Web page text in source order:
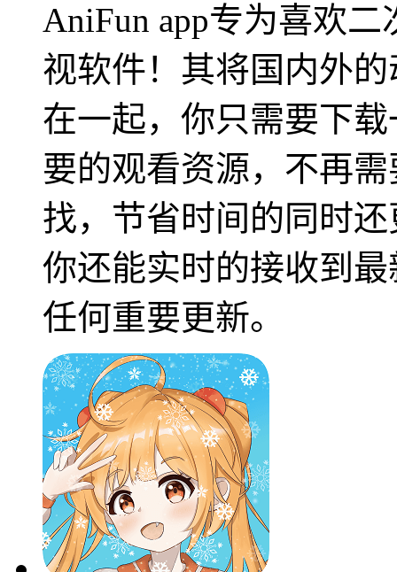
AniFun app专为喜欢
视软件！其将国内外
在一起，你只需要下
要的观看资源，不再
找，节省时间的同时
你还能实时的接收到
任何重要更新。